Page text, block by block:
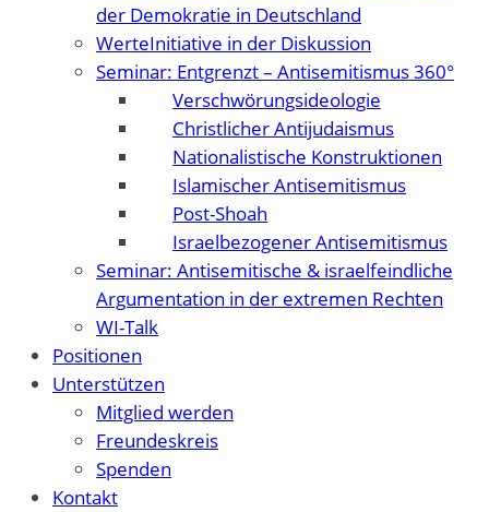
der Demokratie in Deutschland
WerteInitiative in der Diskussion
Seminar: Entgrenzt – Antisemitismus 360°
Verschwörungsideologie
Christlicher Antijudaismus
Nationalistische Konstruktionen
Islamischer Antisemitismus
Post-Shoah
Israelbezogener Antisemitismus
Seminar: Antisemitische & israelfeindliche
Argumentation in der extremen Rechten
WI-Talk
Positionen
Unterstützen
Mitglied werden
Freundeskreis
Spenden
Kontakt